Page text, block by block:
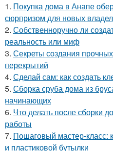
1. Покупка дома в Анапе
сюрпризом для новых
2. Собственноручно ли
реальность или миф
3. Секреты создания
перекрытий
4. Сделай сам: как создать
5. Сборка сруба дома из
начинающих
6. Что делать после сборки
работы
7. Пошаговый мастер-класс:
и пластиковой бутылки